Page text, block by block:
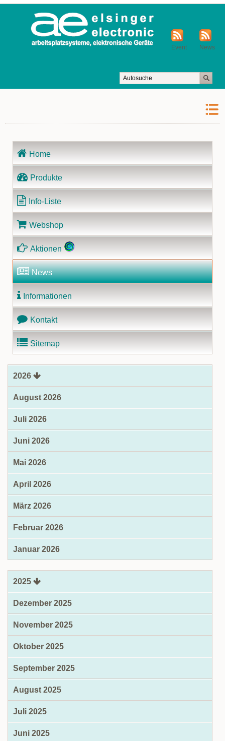
News
Event
überspringen
Home
Produkte
Info-Liste
Webshop
Aktionen
News
Informationen
Kontakt
Sitemap
2026
August 2026
Juli 2026
Juni 2026
Mai 2026
April 2026
März 2026
Februar 2026
Januar 2026
2025
Dezember 2025
November 2025
Oktober 2025
September 2025
August 2025
Juli 2025
Juni 2025